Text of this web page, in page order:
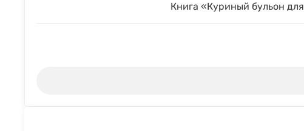
Книга «Куриный бульон